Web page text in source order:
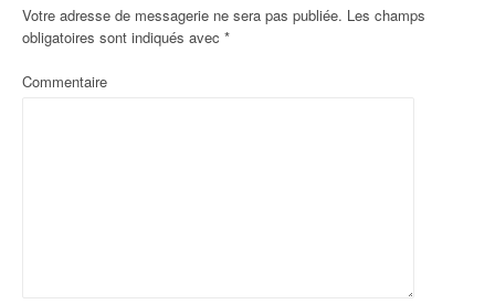
Votre adresse de messagerie ne sera pas publiée. Les champs
obligatoires sont indiqués avec *
Commentaire